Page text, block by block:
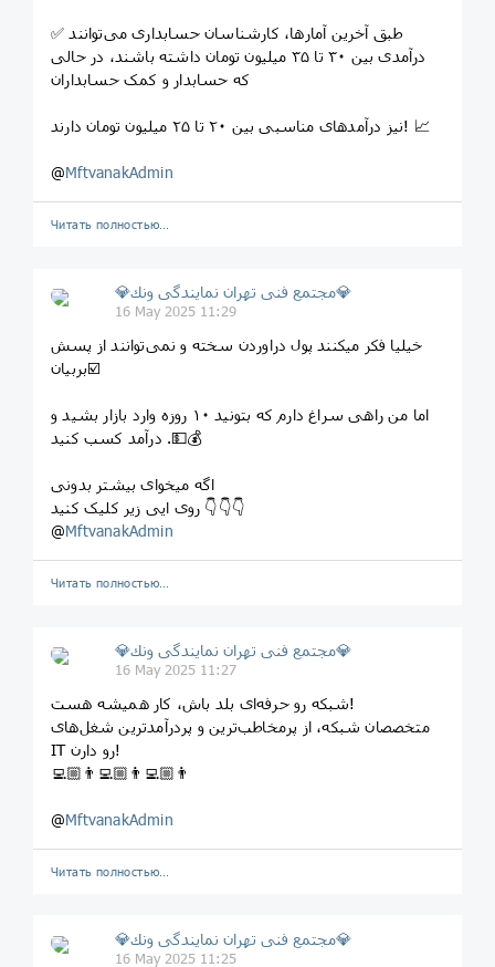
✅ طبق آخرین آمارها، کارشناسان حسابداری می‌توانند
درآمدی بین ۳۰ تا ۳۵ میلیون تومان داشته باشند، در حالی
نیز درآمدهای مناسبی بین ۲۰ تا ۲۵ میلیون تومان دارند! 📈
@MftvanakAdmin
Читать полностью…
💎مجتمع فنى تهران نمايندگى ونك💎
16 May 2025 11:29
خیلیا فکر میکنند پول دراوردن سخته و نمی‌توانند از پسش
بربیان☑️
اما من راهی سراغ دارم که بتونید ۱۰ روزه وارد بازار بشید و
درآمد کسب کنید .💵💰
اگه میخوای بیشتر بدونی
روی ایی زیر کلیک کنید 👇👇👇
@MftvanakAdmin
Читать полностью…
💎مجتمع فنى تهران نمايندگى ونك💎
16 May 2025 11:27
شبکه رو حرفه‌ای بلد باش، کار همیشه هست!
متخصصان شبکه، از پرمخاطب‌ترین و پردرآمدترین شغل‌های
IT رو دارن!
👨🏼‍💻👨🏼‍💻👨🏼‍💻
@MftvanakAdmin
Читать полностью…
💎مجتمع فنى تهران نمايندگى ونك💎
16 May 2025 11:25